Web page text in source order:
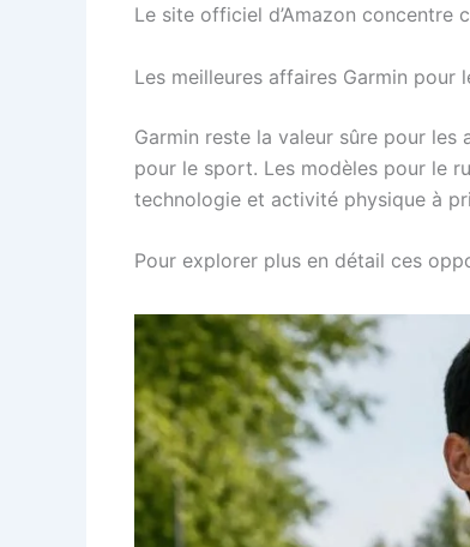
Le site officiel d’Amazon concentre
Les meilleures affaires Garmin pour
Garmin reste la valeur sûre pour
pour le sport. Les modèles pour le
technologie et activité physique à
Pour explorer plus en détail ces